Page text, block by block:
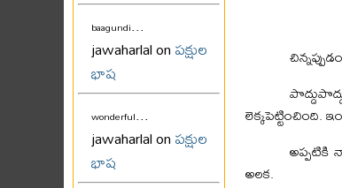
baagundi...
jawaharlal onపక్షుల
భాష
wonderful...
jawaharlal onపక్షుల
భాష
లెక్కపెట్టించింది.
అప్పటికి
అలక.